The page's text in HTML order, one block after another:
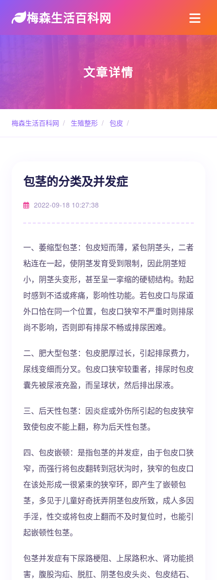
梅森生活百科网
文章详情
梅森生活百科网 / 生殖整形 / 包皮 /
包茎的分类及并发症
2022-09-18 10:27:38
一、萎缩型包茎：包皮短而薄，紧包阴茎头，二者
粘连在一起，使阴茎发育受到限制，因此阴茎短
小，阴茎头变形，甚至呈一挛缩的硬韧结构。勃起
时感到不适或疼痛，影响性功能。若包皮口与尿道
外口恰在同一个位置，包皮口狭窄不严重时则排尿
尚不影响，否则即有排尿不畅或排尿困难。
二、肥大型包茎：包皮肥厚过长，引起排尿费力，
尿线变细而分叉。包皮口狭窄较重者，排尿时包皮
囊先被尿液充盈，而呈球状，然后排出尿液。
三、后天性包茎：因炎症或外伤所引起的包皮狭窄
致使包皮不能上翻，称为后天性包茎。
四、包皮嵌顿：是指包茎的并发症，由于包皮口狭
窄，而强行将包皮翻转到冠状沟时，狭窄的包皮口
在该处形成一很紧束的狭窄环，即产生了嵌顿包
茎，多见于儿童好奇抚弄阴茎包皮所致，成人多因
手淫，性交或将包皮上翻而不及时复位时，也能引
起嵌顿性包茎。
包茎并发症有下尿路梗阻、上尿路积水、肾功能损
害，腹股沟疝、脱肛、阴茎包皮头炎、包皮结石、